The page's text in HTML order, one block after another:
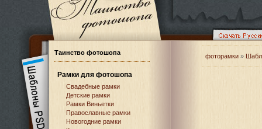
Таинство фотошопа
Рамки для фотошопа
Свадебные рамки
Детские рамки
Рамки Виньетки
Православные рамки
Новогодние рамки
фоторамки »